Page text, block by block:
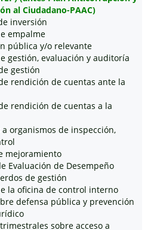
al Ciudadano-PAAC)
inversión
empalme
pública y/o relevante
gestión, evaluación y auditoría
gestión
rendición de cuentas ante la
rendición de cuentas a la
organismos de inspección,
mejoramiento
Evaluación de Desempeño
de gestión
la oficina de control interno
defensa pública y prevención
sobre acceso a